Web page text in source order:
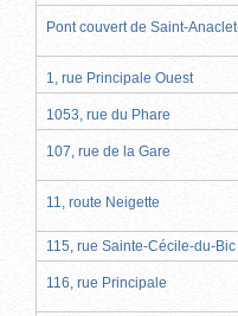
Pont couvert de Saint-
1, rue Principale Ouest
1053, rue du Phare
107, rue de la Gare
11, route Neigette
115, rue Sainte-Cécile-du-Bic
116, rue Principale